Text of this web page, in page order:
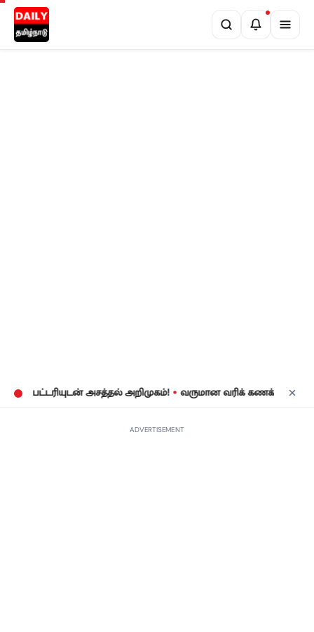
அசத்தல் அறிமுகம்! • வருமான வரிக் கணக்குத் தாக்கல்:
ADVERTISEMENT